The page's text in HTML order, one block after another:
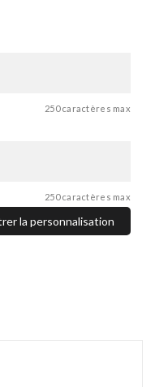
250 caractères max
250 caractères max
la personnalisation